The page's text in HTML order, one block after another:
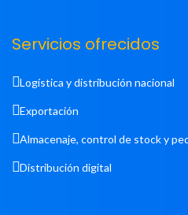
Servicios ofrecidos
Logística y distribución nacional
Exportación
Almacenaje, control de stock y
Distribución digital